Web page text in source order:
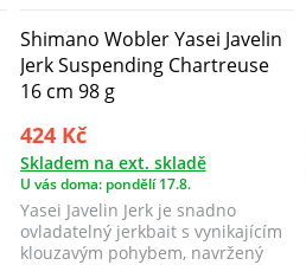
Shimano Wobler Yasei Javelin
Jerk Suspending Chartreuse
16 cm 98 g
424 Kč
Skladem na ext. skladě
U vás doma: pondělí 17.8.
Yasei Javelin Jerk je snadno
ovladatelný jerkbait s vynikajícím
klouzavým pohybem, navržený